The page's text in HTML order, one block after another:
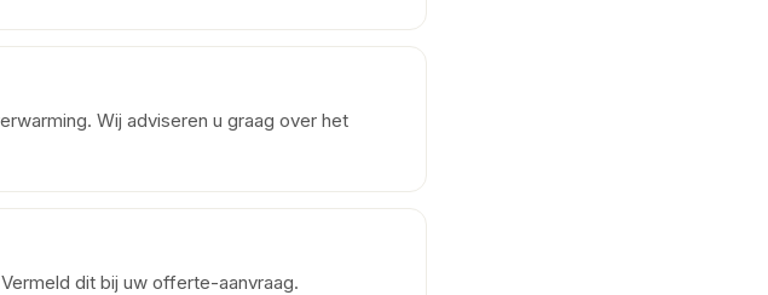
Wij adviseren u graag over het
dit bij uw offerte-aanvraag.